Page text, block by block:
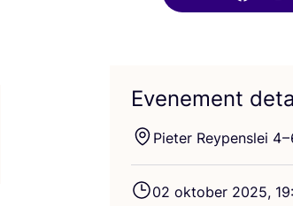
Evenement
Pie­ter Rey­pen­s­lei 4–
02 okto­ber 2025, 19: